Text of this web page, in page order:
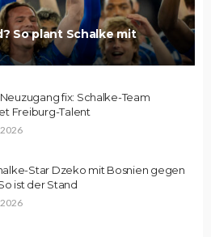
So plant Schalke mit
fix: Schalke-Team
Freiburg-Talent
Star Dzeko mit Bosnien gegen
ist der Stand